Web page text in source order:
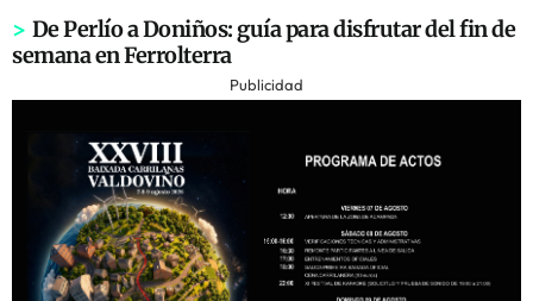
> De Perlío a Doniños: guía para disfrutar del fin de
semana en Ferrolterra
Publicidad